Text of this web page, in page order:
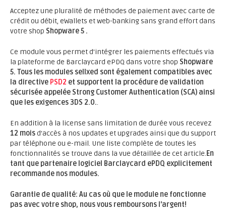
Acceptez une pluralité de méthodes de paiement avec carte de
crédit ou débit, eWallets et web-banking sans grand effort dans
votre shop Shopware 5 .
Ce module vous permet d'intégrer les paiements effectués via
la plateforme de Barclaycard ePDQ dans votre shop Shopware
5. Tous les modules sellxed sont également compatibles avec
la directive PSD2 et supportent la procédure de validation
sécurisée appelée Strong Customer Authentication (SCA) ainsi
que les exigences 3DS 2.0..
En addition à la license sans limitation de durée vous recevez
12 moisd'accès à nos updates et upgrades ainsi que du support
par téléphone ou e-mail. Une liste complète de toutes les
fonctionnalités se trouve dans la vue détaillée de cet article.En
tant que partenaire logiciel Barclaycard ePDQ explicitement
recommande nos modules.
Garantie de qualité: Au cas où que le module ne fonctionne
pas avec votre shop, nous vous remboursons l'argent!